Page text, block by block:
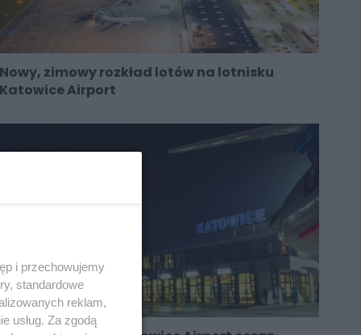
Nowy, zimowy rozkład lotów na lotnisku
Katowice Airport
i przechowujemy
standardowe
reklam,
usług. Za zgodą